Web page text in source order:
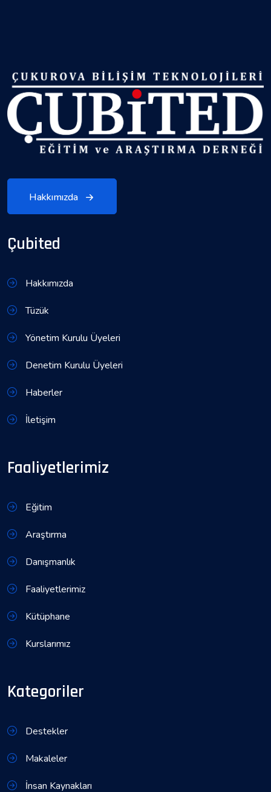
Hakkımızda
Çubited
Hakkımızda
Tüzük
Yönetim Kurulu Üyeleri
Denetim Kurulu Üyeleri
Haberler
İletişim
Faaliyetlerimiz
Eğitim
Araştırma
Danışmanlık
Faaliyetlerimiz
Kütüphane
Kurslarımız
Kategoriler
Destekler
Makaleler
İnsan Kaynakları